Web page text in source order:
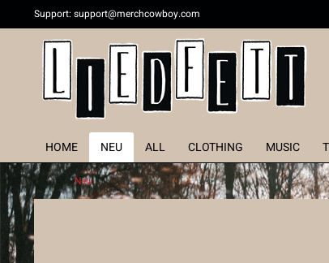
Support: support@merchcowboy.com
HOME NEU ALL CLOTHING MUSIC
Neu